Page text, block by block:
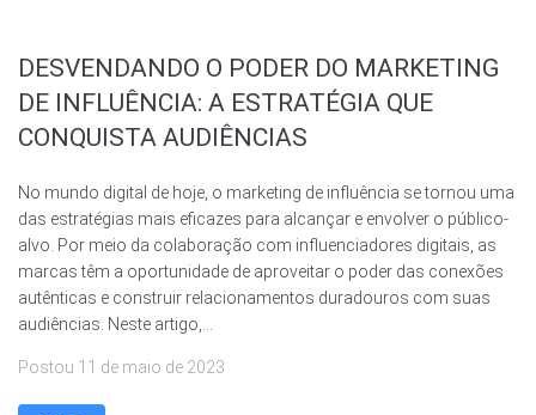
DESVENDANDO O PODER DO MARKETING
DE INFLUÊNCIA: A ESTRATÉGIA QUE
CONQUISTA AUDIÊNCIAS
No mundo digital de hoje, o marketing de influência se tornou uma
das estratégias mais eficazes para alcançar e envolver o público-
alvo. Por meio da colaboração com influenciadores digitais, as
marcas têm a oportunidade de aproveitar o poder das conexões
autênticas e construir relacionamentos duradouros com suas
audiências. Neste artigo,...
Postou 11 de maio de 2023